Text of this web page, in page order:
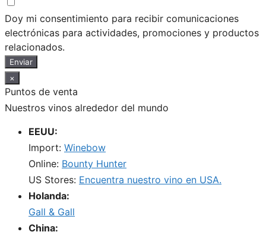
Doy mi consentimiento para recibir comunicaciones
electrónicas para actividades, promociones y productos
relacionados.
Enviar
×
Puntos de venta
Nuestros vinos alrededor del mundo
EEUU:
Import: Winebow
Online: Bounty Hunter
US Stores: Encuentra nuestro vino en USA.
Holanda:
Gall & Gall
China: